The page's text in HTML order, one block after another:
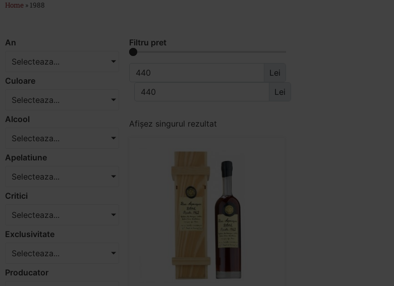
Home » 1988
An
Selecteaza...
Culoare
Selecteaza...
Alcool
Selecteaza...
Apelatiune
Selecteaza...
Critici
Selecteaza...
Exclusivitate
Selecteaza...
Producator
Filtru pret
Lei
Lei
Afișez singurul rezultat